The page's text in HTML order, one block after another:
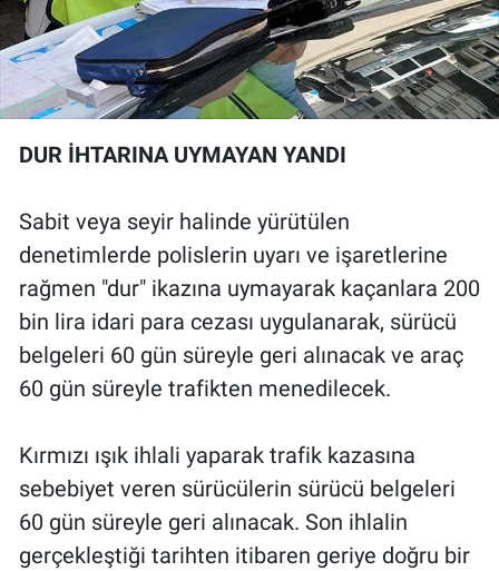
DUR İHTARINA UYMAYAN YANDI
Sabit veya seyir halinde yürütülen
denetimlerde polislerin uyarı ve işaretlerine
rağmen "dur" ikazına uymayarak kaçanlara 200
bin lira idari para cezası uygulanarak, sürücü
belgeleri 60 gün süreyle geri alınacak ve araç
60 gün süreyle trafikten menedilecek.
Kırmızı ışık ihlali yaparak trafik kazasına
sebebiyet veren sürücülerin sürücü belgeleri
60 gün süreyle geri alınacak. Son ihlalin
gerçekleştiği tarihten itibaren geriye doğru bir